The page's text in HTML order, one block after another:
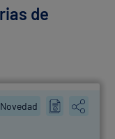
de
Novedad